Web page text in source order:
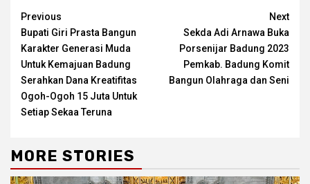
Continue
Reading
Previous
Bupati Giri Prasta Bangun
Karakter Generasi Muda
Untuk Kemajuan Badung
Serahkan Dana Kreatifitas
Ogoh-Ogoh 15 Juta Untuk
Setiap Sekaa Teruna
Next
Sekda Adi Arnawa Buka
Porsenijar Badung 2023
Pemkab. Badung Komit
Bangun Olahraga dan Seni
MORE STORIES